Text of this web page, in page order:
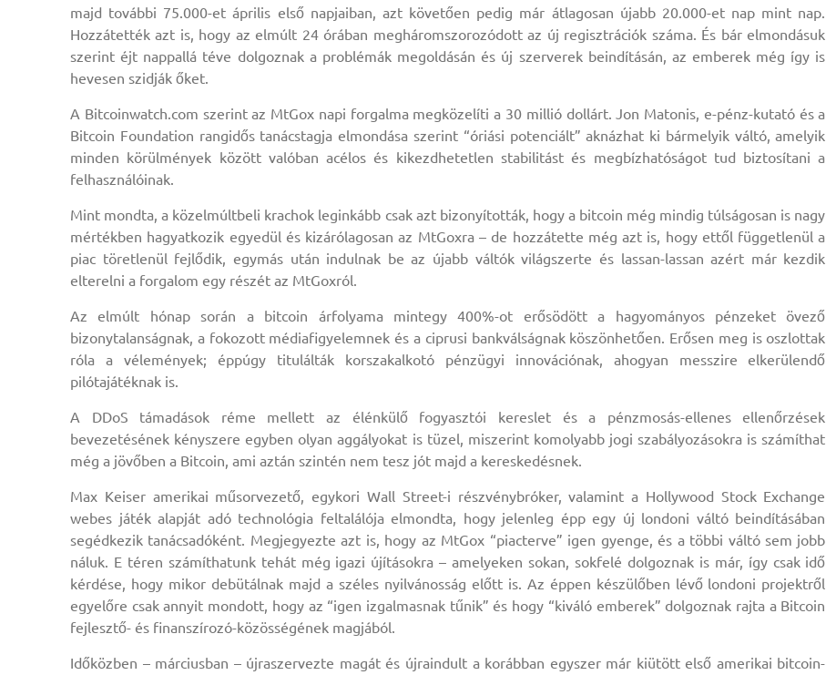
majd további 75.000-et április első napjaiban, azt követően pedig már átlagosan újabb 20.000-et nap mint nap.
Hozzátették azt is, hogy az elmúlt 24 órában megháromszorozódott az új regisztrációk száma. És bár elmondásuk
szerint éjt nappallá téve dolgoznak a problémák megoldásán és új szerverek beindításán, az emberek még így is
hevesen szidják őket.
A Bitcoinwatch.com szerint az MtGox napi forgalma megközelíti a 30 millió dollárt. Jon Matonis, e-pénz-kutató és a
Bitcoin Foundation rangidős tanácstagja elmondása szerint “óriási potenciált” aknázhat ki bármelyik váltó, amelyik
minden körülmények között valóban acélos és kikezdhetetlen stabilitást és megbízhatóságot tud biztosítani a
felhasználóinak.
Mint mondta, a közelmúltbeli krachok leginkább csak azt bizonyították, hogy a bitcoin még mindig túlságosan is nagy
mértékben hagyatkozik egyedül és kizárólagosan az MtGoxra – de hozzátette még azt is, hogy ettől függetlenül a
piac töretlenül fejlődik, egymás után indulnak be az újabb váltók világszerte és lassan-lassan azért már kezdik
elterelni a forgalom egy részét az MtGoxról.
Az elmúlt hónap során a bitcoin árfolyama mintegy 400%-ot erősödött a hagyományos pénzeket övező
bizonytalanságnak, a fokozott médiafigyelemnek és a ciprusi bankválságnak köszönhetően. Erősen meg is oszlottak
róla a vélemények; éppúgy titulálták korszakalkotó pénzügyi innovációnak, ahogyan messzire elkerülendő
pilótajátéknak is.
A DDoS támadások réme mellett az élénkülő fogyasztói kereslet és a pénzmosás-ellenes ellenőrzések
bevezetésének kényszere egyben olyan aggályokat is tüzel, miszerint komolyabb jogi szabályozásokra is számíthat
még a jövőben a Bitcoin, ami aztán szintén nem tesz jót majd a kereskedésnek.
Max Keiser amerikai műsorvezető, egykori Wall Street-i részvénybróker, valamint a Hollywood Stock Exchange
webes játék alapját adó technológia feltalálója elmondta, hogy jelenleg épp egy új londoni váltó beindításában
segédkezik tanácsadóként. Megjegyezte azt is, hogy az MtGox “piacterve” igen gyenge, és a többi váltó sem jobb
náluk. E téren számíthatunk tehát még igazi újításokra – amelyeken sokan, sokfelé dolgoznak is már, így csak idő
kérdése, hogy mikor debütálnak majd a széles nyilvánosság előtt is. Az éppen készülőben lévő londoni projektről
egyelőre csak annyit mondott, hogy az “igen izgalmasnak tűnik” és hogy “kiváló emberek” dolgoznak rajta a Bitcoin
fejlesztő- és finanszírozó-közösségének magjából.
Időközben – márciusban – újraszervezte magát és újraindult a korábban egyszer már kiütött első amerikai bitcoin-